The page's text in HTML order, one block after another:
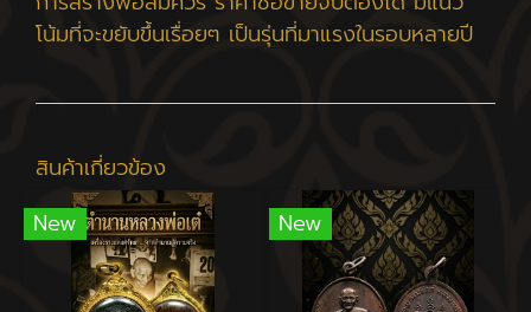
โน้มที่จะขยับขึ้นเรื่อยๆ เป็นรุ่นที่มาแรงในรอบหลายปี
สินค้าเกี่ยวข้อง
New
New